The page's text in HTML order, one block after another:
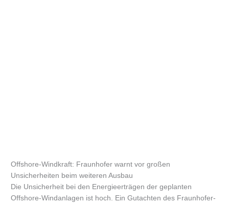
Offshore-Windkraft: Fraunhofer warnt vor großen
Unsicherheiten beim weiteren Ausbau
Die Unsicherheit bei den Energieerträgen der geplanten
Offshore-Windanlagen ist hoch. Ein Gutachten des Fraunhofer-